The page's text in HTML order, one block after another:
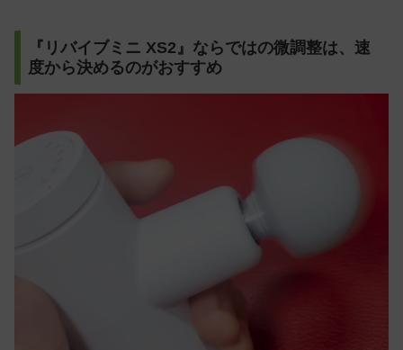
『リバイブミニ XS2』ならではの微調整は、速
度から決めるのがおすすめ